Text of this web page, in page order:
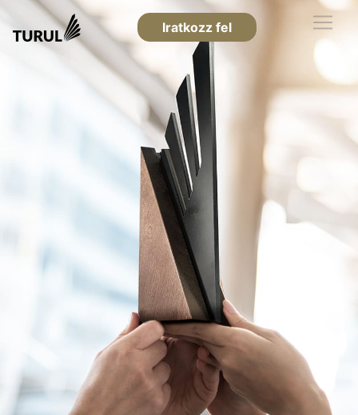
Iratkozz fel